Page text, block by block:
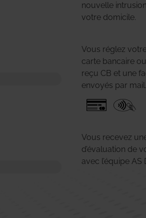
nouvelle
votre domicile.
Vous réglez
carte bancaire
reçu CB et une
envoyés par mail.
Vous recevez
d’évaluation de
avec l’équipe AS